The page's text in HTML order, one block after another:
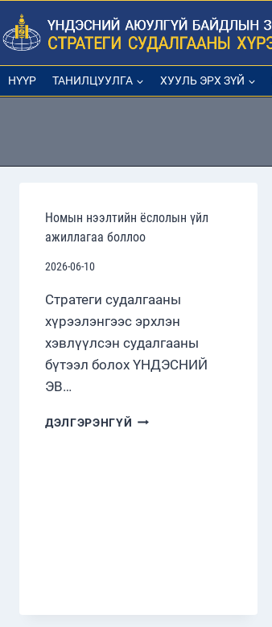
Skip
to
content
НҮҮР ТАНИЛЦУУЛГА ХУУЛЬ ЭРХ ЗҮЙ
Номын нээлтийн ёслолын үйл
ажиллагаа боллоо
2026-06-10
Стратеги судалгааны
хүрээлэнгээс эрхлэн
хэвлүүлсэн судалгааны
бүтээл болох ҮНДЭСНИЙ
ЭВ…
ДЭЛГЭРЭНГҮЙ НОМЫН